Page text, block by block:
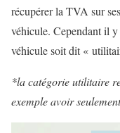
récupérer la TVA sur
véhicule. Cependant il
véhicule soit dit «
*la catégorie utilitaire
exemple avoir